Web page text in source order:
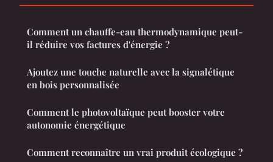
Comment un chauffe-eau thermodynamique peut-
il réduire vos factures d'énergie ?
Ajoutez une touche naturelle avec la signalétique
en bois personnalisée
Comment le photovoltaïque peut booster votre
autonomie énergétique
Comment reconnaître un vrai produit écologique ?